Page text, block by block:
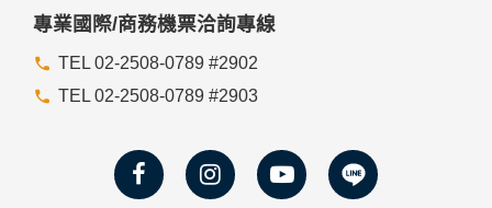
專業國際/商務機票洽詢專線
TEL 02-2508-0789 #2902
TEL 02-2508-0789 #2903